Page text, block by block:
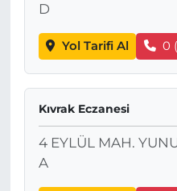
D
Yol Tarifi Al 0
Kıvrak Eczanesi
4 EYLÜL MAH.
A